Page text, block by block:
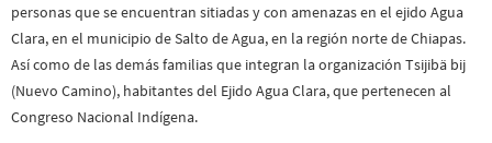
personas que se encuentran sitiadas y con amenazas en el ejido Agua
Clara, en el municipio de Salto de Agua, en la región norte de Chiapas.
Así como de las demás familias que integran la organización Tsijibä bij
(Nuevo Camino), habitantes del Ejido Agua Clara, que pertenecen al
Congreso Nacional Indígena.